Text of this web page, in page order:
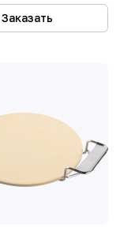
Заказать